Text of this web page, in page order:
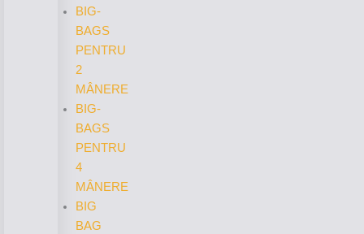
BIG-
BAGS
PENTRU
2
MÂNERE
BIG-
BAGS
PENTRU
4
MÂNERE
BIG
BAG